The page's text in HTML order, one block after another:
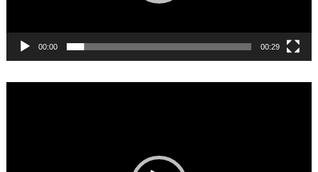
00:00 00:29